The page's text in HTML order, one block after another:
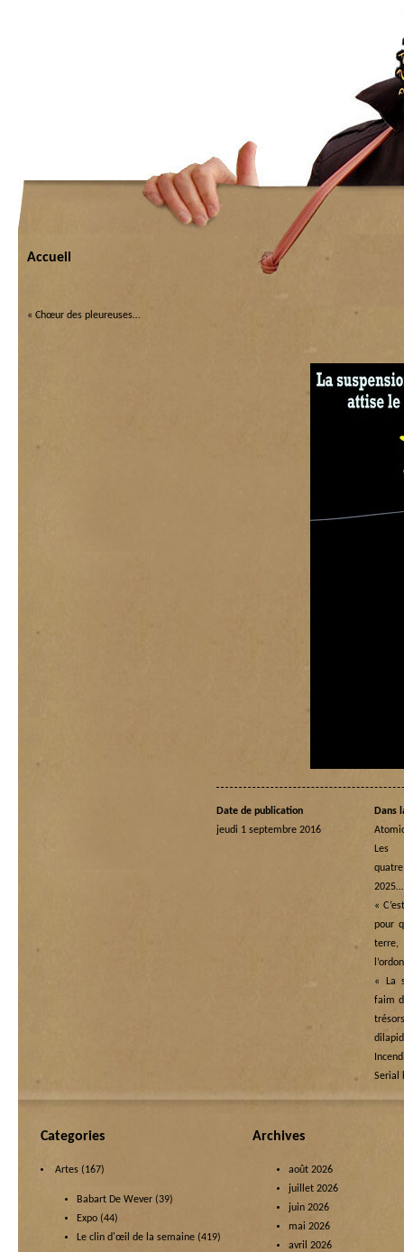
Accueil
« Chœur des pleureuses…
Date de publication
jeudi 1 septembre 2016
Dans
Les
quatre
2025…
«
pour
« La
faim
Serial
Categories
Artes (167)
Babart De Wever (39)
Expo (44)
Le clin d'œil de la semaine (419)
Archives
août 2026
juillet 2026
juin 2026
mai 2026
avril 2026